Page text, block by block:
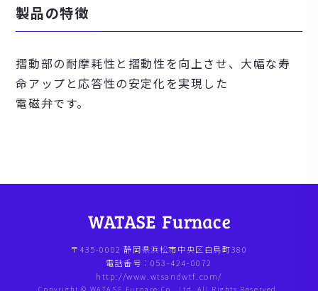
製品の特徴
摺動部の耐摩耗性と摺動性を向上させ、大幅な寿
命アップと応答性の安定化を実現した
電磁弁です。
〒435-0002 静岡県浜松市中央区白鳥町380
電話番号：053-424-0072
http://www.wtsandwtf.com/
Copyright © WATASE Furnace Co., Ltd. All Rights Reserved.